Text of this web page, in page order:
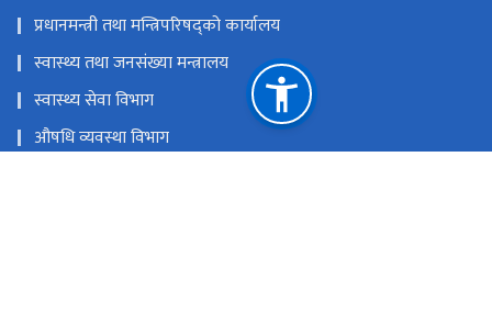
प्रधानमन्त्री तथा मन्त्रिपरिषद्को कार्यालय
स्वास्थ्य तथा जनसंख्या मन्त्रालय
स्वास्थ्य सेवा विभाग
औषधि व्यवस्था विभाग